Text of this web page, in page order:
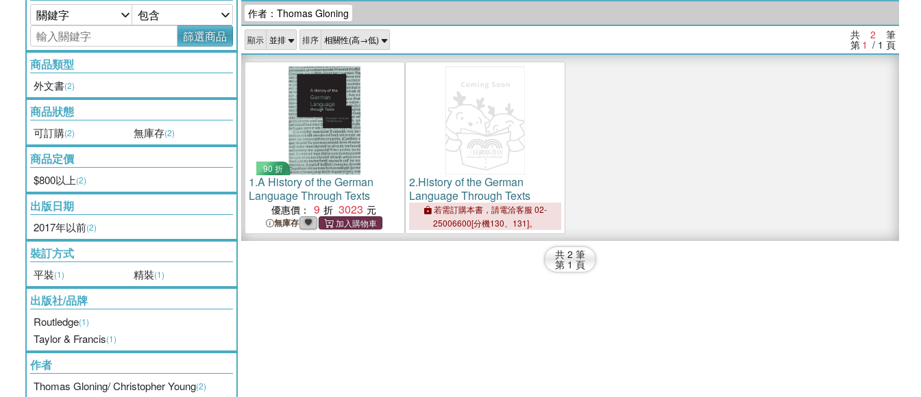
篩選商品
商品類型
外文書(2)
商品狀態
可訂購(2) 無庫存(2)
商品定價
$800以上(2)
出版日期
2017年以前(2)
裝訂方式
平裝(1) 精裝(1)
出版社/品牌
Routledge(1)
Taylor & Francis(1)
作者
Thomas Gloning/ Christopher Young(2)
作者：Thomas Gloning
顯示 排序 共 2 筆
第 1 / 1 頁
90 折
1.A History of the German
Language Through Texts
優惠價： 9 3023
無庫存
2.History of the German
Language Through Texts
若需訂購本書，請電洽客服 02-
25006600[分機130、131]。
共 2 筆
第 1 頁